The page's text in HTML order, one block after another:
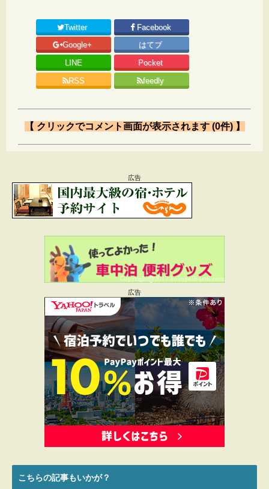
Twitter
Facebook
Google+
はてブ
LINE
Pocket
RSS
feedly
【 クリックでコメント画面が表示されます (0件) 】
メールアドレスが公開されることはありません。
*が付いている欄は必須項目です
コメント
名前*
メール*
新規投稿の通知をメールで受け取る場合、ここを
広告
広告
こちらの記事もいかが？